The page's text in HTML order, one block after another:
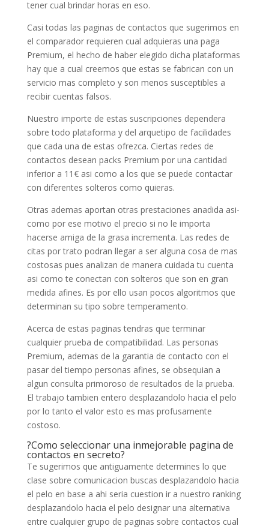
tener cual brindar horas en eso.
Casi todas las paginas de contactos que sugerimos en
el comparador requieren cual adquieras una paga
Premium, el hecho de haber elegido dicha plataformas
hay que a cual creemos que estas se fabrican con un
servicio mas completo y son menos susceptibles a
recibir cuentas falsos.
Nuestro importe de estas suscripciones dependera
sobre todo plataforma y del arquetipo de facilidades
que cada una de estas ofrezca. Ciertas redes de
contactos desean packs Premium por una cantidad
inferior a 11€ asi­ como a los que se puede contactar
con diferentes solteros como quieras.
Otras ademas aportan otras prestaciones anadida asi­
como por ese motivo el precio si no le importa
hacerse amiga de la grasa incrementa. Las redes de
citas por trato podran llegar a ser alguna cosa de mas
costosas pues analizan de manera cuidada tu cuenta
asi­ como te conectan con solteros que son en gran
medida afines. Es por ello usan pocos algoritmos que
determinan su tipo sobre temperamento.
Acerca de estas paginas tendras que terminar
cualquier prueba de compatibilidad. Las personas
Premium, ademas de la garantia de contacto con el
pasar del tiempo personas afines, se obsequian a
algun consulta primoroso de resultados de la prueba.
El trabajo tambien entero desplazandolo hacia el pelo
por lo tanto el valor esto es mas profusamente
costoso.
?Como seleccionar una inmejorable pagina de
contactos en secreto?
Te sugerimos que antiguamente determines lo que
clase sobre comunicacion buscas desplazandolo hacia
el pelo en base a ahi seri­a cuestion ir a nuestro ranking
desplazandolo hacia el pelo designar una alternativa
entre cualquier grupo de paginas sobre contactos cual